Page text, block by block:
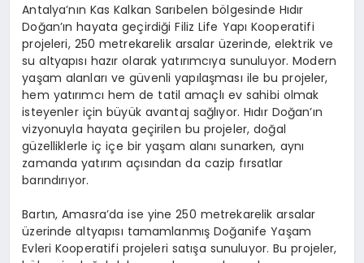
Antalya’nın Kas Kalkan Sarıbelen bölgesinde Hıdır
Doğan’ın hayata geçirdiği Filiz Life Yapı Kooperatifi
projeleri, 250 metrekarelik arsalar üzerinde, elektrik ve
su altyapısı hazır olarak yatırımcıya sunuluyor. Modern
yaşam alanları ve güvenli yapılaşması ile bu projeler,
hem yatırımcı hem de tatil amaçlı ev sahibi olmak
isteyenler için büyük avantaj sağlıyor. Hıdır Doğan’ın
vizyonuyla hayata geçirilen bu projeler, doğal
güzelliklerle iç içe bir yaşam alanı sunarken, aynı
zamanda yatırım açısından da cazip fırsatlar
barındırıyor.
Bartın, Amasra’da ise yine 250 metrekarelik arsalar
üzerinde altyapısı tamamlanmış Doğanife Yaşam
Evleri Kooperatifi projeleri satışa sunuluyor. Bu projeler,